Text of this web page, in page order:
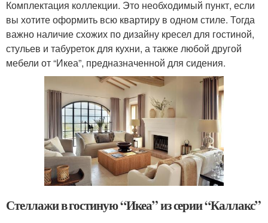
Комплектация коллекции. Это необходимый пункт, если
вы хотите оформить всю квартиру в одном стиле. Тогда
важно наличие схожих по дизайну кресел для гостиной,
стульев и табуреток для кухни, а также любой другой
мебели от “Икеа”, предназначенной для сидения.
Стеллажи в гостиную “Икеа” из серии “Каллакс”